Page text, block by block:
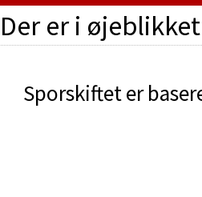
Der er i
Sporskiftet er